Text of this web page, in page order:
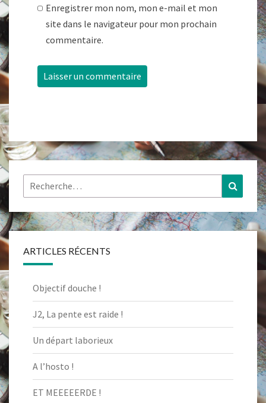
Enregistrer mon nom, mon e-mail et mon
site dans le navigateur pour mon prochain
commentaire.
Rechercher :
ARTICLES RÉCENTS
Objectif douche !
J2, La pente est raide !
Un départ laborieux
A l’hosto !
ET MEEEEERDE !